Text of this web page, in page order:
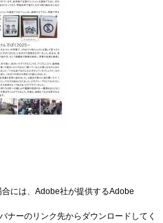
には、Adobe社が提供するAdobe
ナーのリンク先からダウンロードしてく